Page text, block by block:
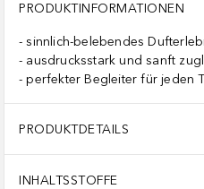
PRODUKTINFORMATIONEN
sinnlich-belebendes
ausdrucksstark und sanft
perfekter Begleiter für jeden
PRODUKTDETAILS
INHALTSSTOFFE